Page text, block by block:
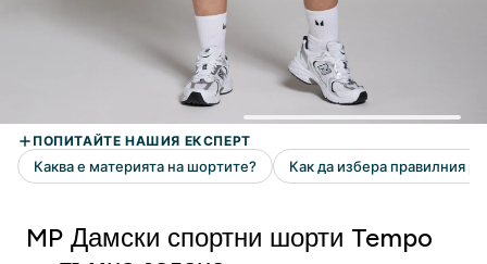
MP Дамски спортни шорти Tempo